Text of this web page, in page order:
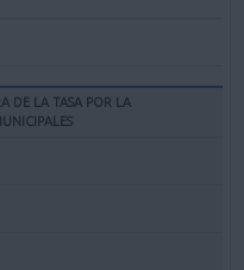
DE LA TASA POR LA